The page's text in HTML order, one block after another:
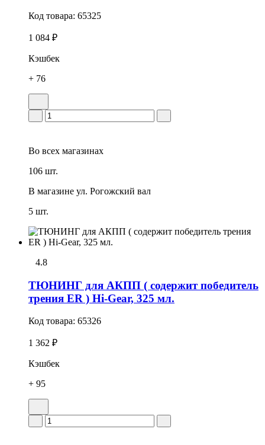
Код товара: 65325
1 084 ₽
Кэшбек
+ 76
Во всех магазинах
106 шт.
В магазине ул. Рогожский вал
5 шт.
4.8
ТЮНИНГ для АКПП ( содержит победитель
трения ER ) Hi-Gear, 325 мл.
Код товара: 65326
1 362 ₽
Кэшбек
+ 95